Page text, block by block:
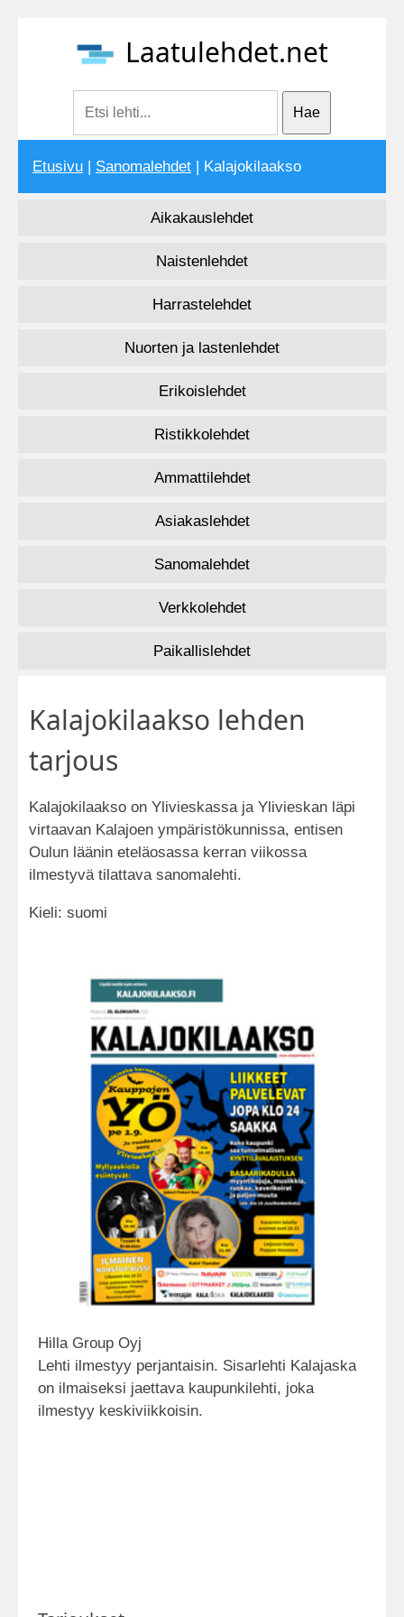
Laatulehdet.net
Etusivu Sanomalehdet | Kalajokilaakso
Aikakauslehdet
Naistenlehdet
Harrastelehdet
Nuorten ja lastenlehdet
Erikoislehdet
Ristikkolehdet
Ammattilehdet
Asiakaslehdet
Sanomalehdet
Verkkolehdet
Paikallislehdet
Kalajokilaakso lehden
tarjous
Kalajokilaakso on Ylivieskassa ja Ylivieskan läpi
virtaavan Kalajoen ympäristökunnissa, entisen
Oulun läänin eteläosassa kerran viikossa
ilmestyvä tilattava sanomalehti.
Kieli: suomi
Hilla Group Oyj
Lehti ilmestyy perjantaisin. Sisarlehti Kalajaska
on ilmaiseksi jaettava kaupunkilehti, joka
ilmestyy keskiviikkoisin.